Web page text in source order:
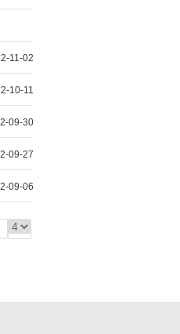
02-10
11-02
10-11
09-30
09-27
09-06